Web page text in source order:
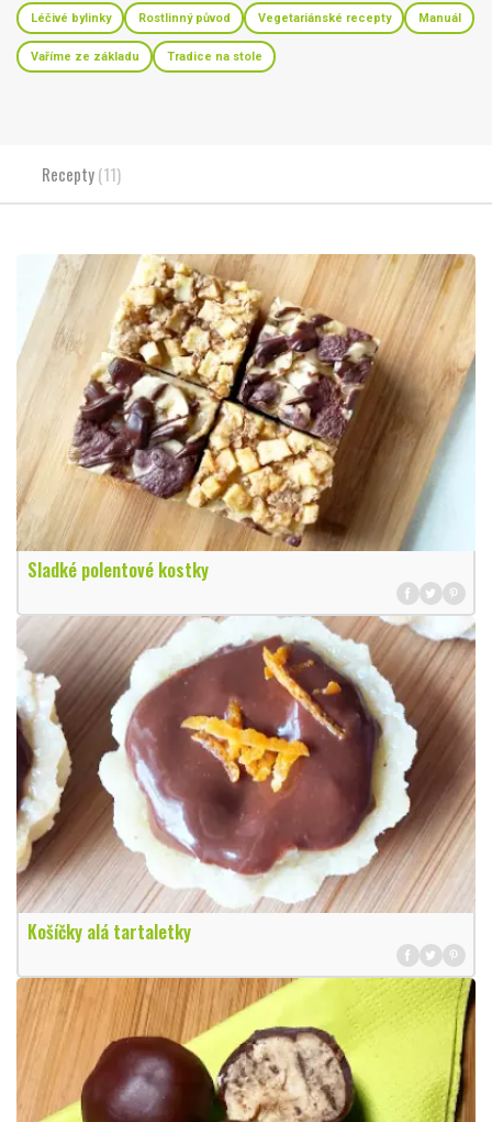
Léčivé bylinky Rostlinný původ Vegetariánské recepty Manuál
Vaříme ze základu Tradice na stole
Recepty(11)
Sladké polentové kostky
Košíčky alá tartaletky